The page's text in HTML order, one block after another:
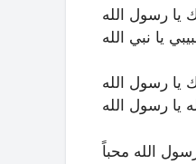
يا رسول الله
يا نبي الله
يا رسول الله
يا رسول الله
الله محباً